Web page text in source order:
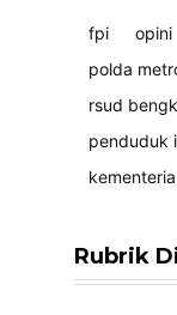
fpi opini
polda
rsud
penduduk
Rubrik